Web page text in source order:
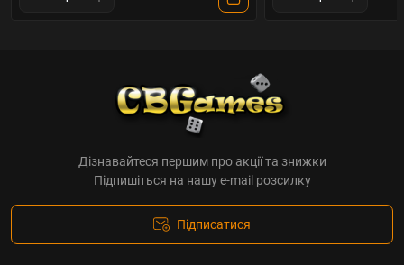
Дізнавайтеся першим про акції та знижки
Підпишіться на нашу e-mail розсилку
Підписатися